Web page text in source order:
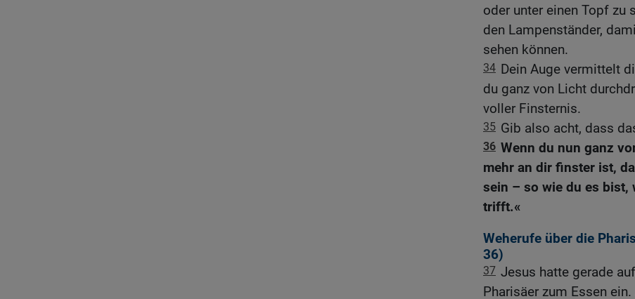
oder unter einen Topf zu
den Lampenständer,
sehen können.
34 Dein Auge vermittelt
du ganz von Licht
voller Finsternis.
35 Gib also acht, dass
36 Wenn du nun ganz
mehr an dir finster ist,
sein – so wie du es bist,
trifft.«
Weherufe über die
36)
37 Jesus hatte gerade
Pharisäer zum Essen